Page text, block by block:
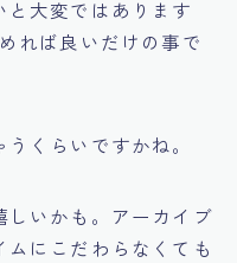
と大変ではあります
れば良いだけの事で
くらいですかね。
しいかも。アーカイブ
にこだわらなくても